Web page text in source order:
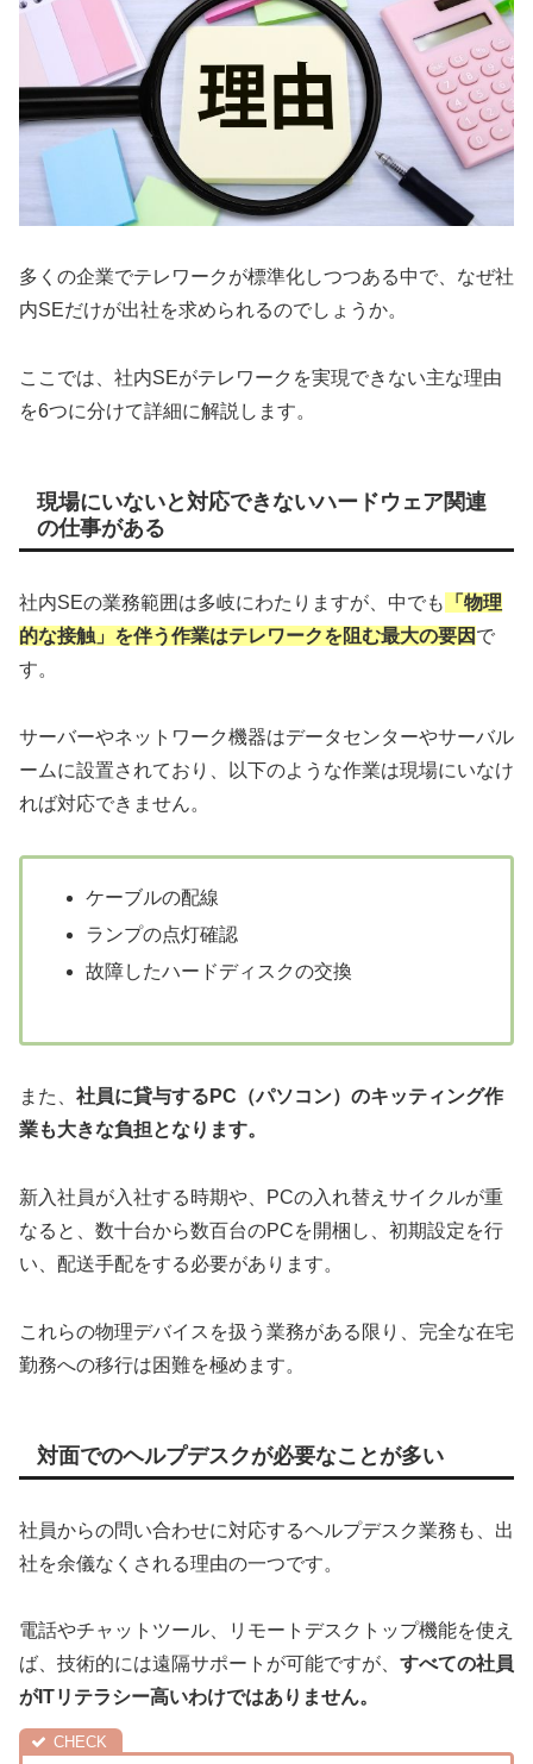
多くの企業でテレワークが標準化しつつある中で、なぜ社
内SEだけが出社を求められるのでしょうか。
ここでは、社内SEがテレワークを実現できない主な理由
を6つに分けて詳細に解説します。
現場にいないと対応できないハードウェア関連
の仕事がある
社内SEの業務範囲は多岐にわたりますが、中でも
「物理
的な接触」を伴う作業はテレワークを阻む最大の要因 で
す。
サーバーやネットワーク機器はデータセンターやサーバル
ームに設置されており、以下のような作業は現場にいなけ
れば対応できません。
ケーブルの配線
ランプの点灯確認
故障したハードディスクの交換
また、 社員に貸与するPC（パソコン）のキッティング作
業も大きな負担となります。
新入社員が入社する時期や、PCの入れ替えサイクルが重
なると、数十台から数百台のPCを開梱し、初期設定を行
い、配送手配をする必要があります。
これらの物理デバイスを扱う業務がある限り、完全な在宅
勤務への移行は困難を極めます。
対面でのヘルプデスクが必要なことが多い
社員からの問い合わせに対応するヘルプデスク業務も、出
社を余儀なくされる理由の一つです。
電話やチャットツール、リモートデスクトップ機能を使え
ば、技術的には遠隔サポートが可能ですが、 すべての社員
がITリテラシー高いわけではありません。